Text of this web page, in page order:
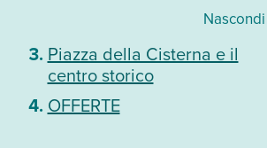
Nascondi
Piazza della Cisterna e il
centro storico
OFFERTE